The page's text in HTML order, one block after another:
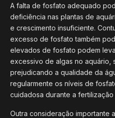
A falta de fosfato adequado
deficiência nas plantas de
e crescimento insuficiente.
excesso de fosfato também
elevados de fosfato podem
excessivo de algas no aquário,
prejudicando a qualidade da
regularmente os níveis de
cuidadosa durante a fertilização
Outra consideração importante